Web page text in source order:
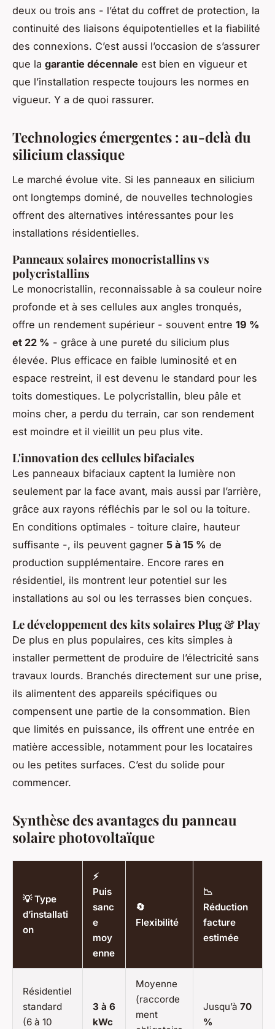
deux ou trois ans - l’état du coffret de protection, la
continuité des liaisons équipotentielles et la fiabilité
des connexions. C’est aussi l’occasion de s’assurer
que la garantie décennale est bien en vigueur et
que l’installation respecte toujours les normes en
vigueur. Y a de quoi rassurer.
Technologies émergentes : au-delà du
silicium classique
Le marché évolue vite. Si les panneaux en silicium
ont longtemps dominé, de nouvelles technologies
offrent des alternatives intéressantes pour les
installations résidentielles.
Panneaux solaires monocristallins vs
polycristallins
Le monocristallin, reconnaissable à sa couleur noire
profonde et à ses cellules aux angles tronqués,
offre un rendement supérieur - souvent entre 19 %
et 22 % - grâce à une pureté du silicium plus
élevée. Plus efficace en faible luminosité et en
espace restreint, il est devenu le standard pour les
toits domestiques. Le polycristallin, bleu pâle et
moins cher, a perdu du terrain, car son rendement
est moindre et il vieillit un peu plus vite.
L'innovation des cellules bifaciales
Les panneaux bifaciaux captent la lumière non
seulement par la face avant, mais aussi par l’arrière,
grâce aux rayons réfléchis par le sol ou la toiture.
En conditions optimales - toiture claire, hauteur
suffisante -, ils peuvent gagner 5 à 15 % de
production supplémentaire. Encore rares en
résidentiel, ils montrent leur potentiel sur les
installations au sol ou les terrasses bien conçues.
Le développement des kits solaires Plug & Play
De plus en plus populaires, ces kits simples à
installer permettent de produire de l’électricité sans
travaux lourds. Branchés directement sur une prise,
ils alimentent des appareils spécifiques ou
compensent une partie de la consommation. Bien
que limités en puissance, ils offrent une entrée en
matière accessible, notamment pour les locataires
ou les petites surfaces. C’est du solide pour
commencer.
Synthèse des avantages du panneau
solaire photovoltaïque
💡 Type
d’installati
on
⚡
Puis
sanc
e
moy
enne
🔄
Flexibilité
📉
Réduction
facture
estimée
Résidentiel
standard
(6 à 10
3 à 6
kWc
Moyenne
(raccorde
ment
Jusqu’à 70
%